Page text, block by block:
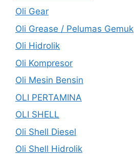
Oli Gear
Oli Grease / Pelumas Gemuk
Oli Hidrolik
Oli Kompresor
Oli Mesin Bensin
OLI PERTAMINA
OLI SHELL
Oli Shell Diesel
Oli Shell Hidrolik